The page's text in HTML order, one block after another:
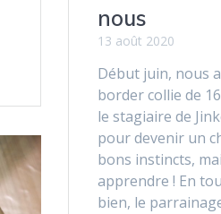
nous
13 août 2020
Début juin, nous
border collie de
le stagiaire de
pour devenir un
bons instincts,
apprendre ! En
bien, le